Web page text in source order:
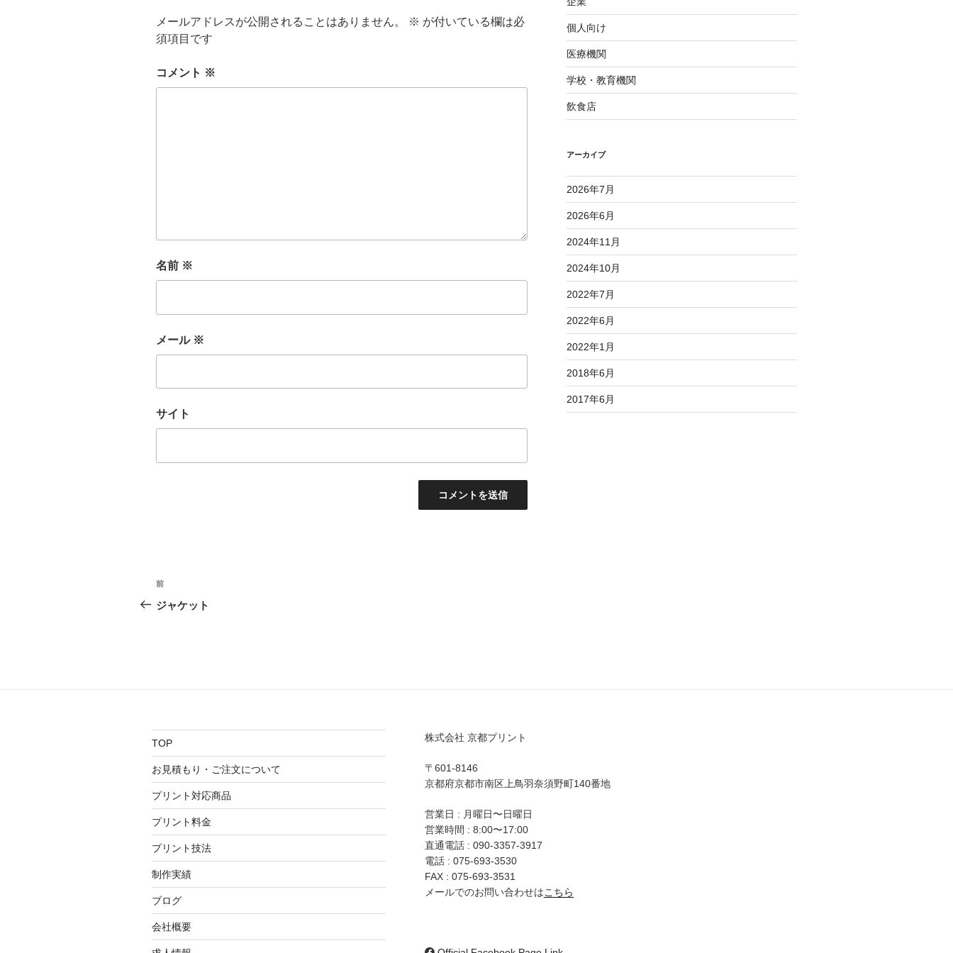
メールアドレスが公開されることはありません。 ※ が付いている欄は必
須項目です
コメント ※
名前 ※
メール ※
サイト
投
稿
シ
ョ
ン
前
の
前
ジャケット
個人向け
医療機関
学校・教育機関
飲食店
アーカイブ
2026年7月
2026年6月
2024年11月
2024年10月
2022年7月
2022年6月
2022年1月
2018年6月
2017年6月
TOP
お見積もり・ご注文について
プリント対応商品
プリント料金
プリント技法
制作実績
ブログ
会社概要
株式会社 京都プリント
〒601-8146
京都府京都市南区上鳥羽奈須野町140番地
営業日 : 月曜日〜日曜日
営業時間 : 8:00〜17:00
直通電話 : 090-3357-3917
電話 : 075-693-3530
FAX : 075-693-3531
メールでのお問い合わせはこちら